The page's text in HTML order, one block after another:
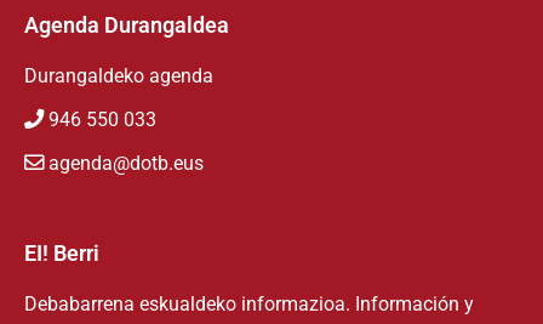
Agenda Durangaldea
Durangaldeko agenda
946 550 033
agenda@dotb.eus
EI! Berri
Debabarrena eskualdeko informazioa. Información y